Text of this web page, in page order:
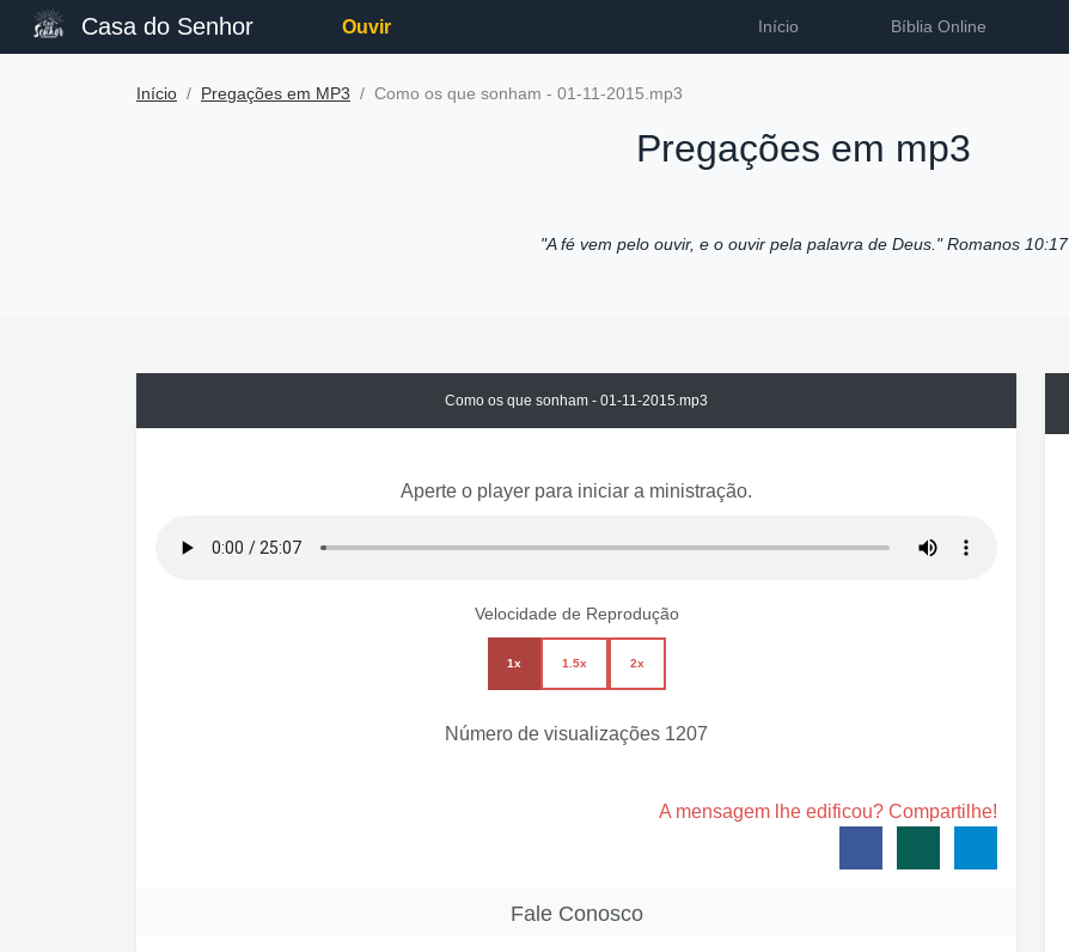
Casa do Senhor Ouvir Início Bíblia Online
Início Pregações em MP3 Como os que sonham - 01-11-2015.mp3
Pregações em mp3
"A fé vem pelo ouvir, e o ouvir pela palavra de Deus."Romanos 10:17
Como os que sonham - 01-11-2015.mp3
Aperte o player para iniciar a ministração.
Velocidade de Reprodução
1x 1.5x 2x
Número de visualizações 1207
A mensagem lhe edificou? Compartilhe!
Fale Conosco